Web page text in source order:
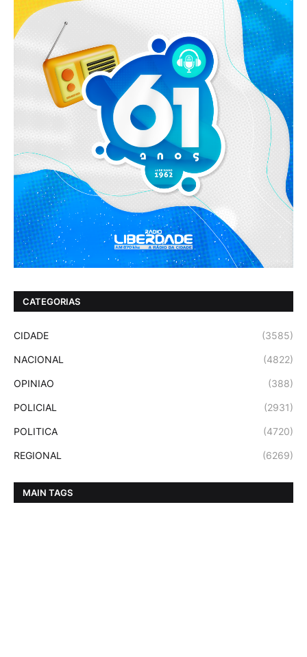
CATEGORIAS
CIDADE (3585)
NACIONAL (4822)
OPINIAO (388)
POLICIAL (2931)
POLITICA (4720)
REGIONAL (6269)
MAIN TAGS